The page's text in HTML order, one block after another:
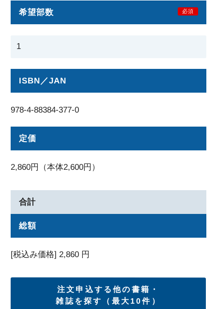
希望部数 必須
ISBN／JAN
978-4-88384-377-0
定価
2,860円（本体2,600円）
合計
総額
[税込み価格]2,860 円
注文申込する他の書籍・
雑誌を探す（最大10件）